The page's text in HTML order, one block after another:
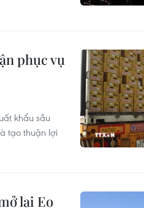
phục vụ
khẩu sầu
tạo thuận lợi
lại Eo